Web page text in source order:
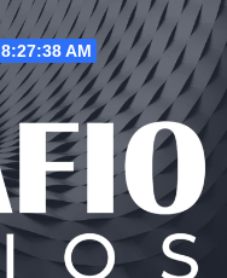
8:27:39 AM